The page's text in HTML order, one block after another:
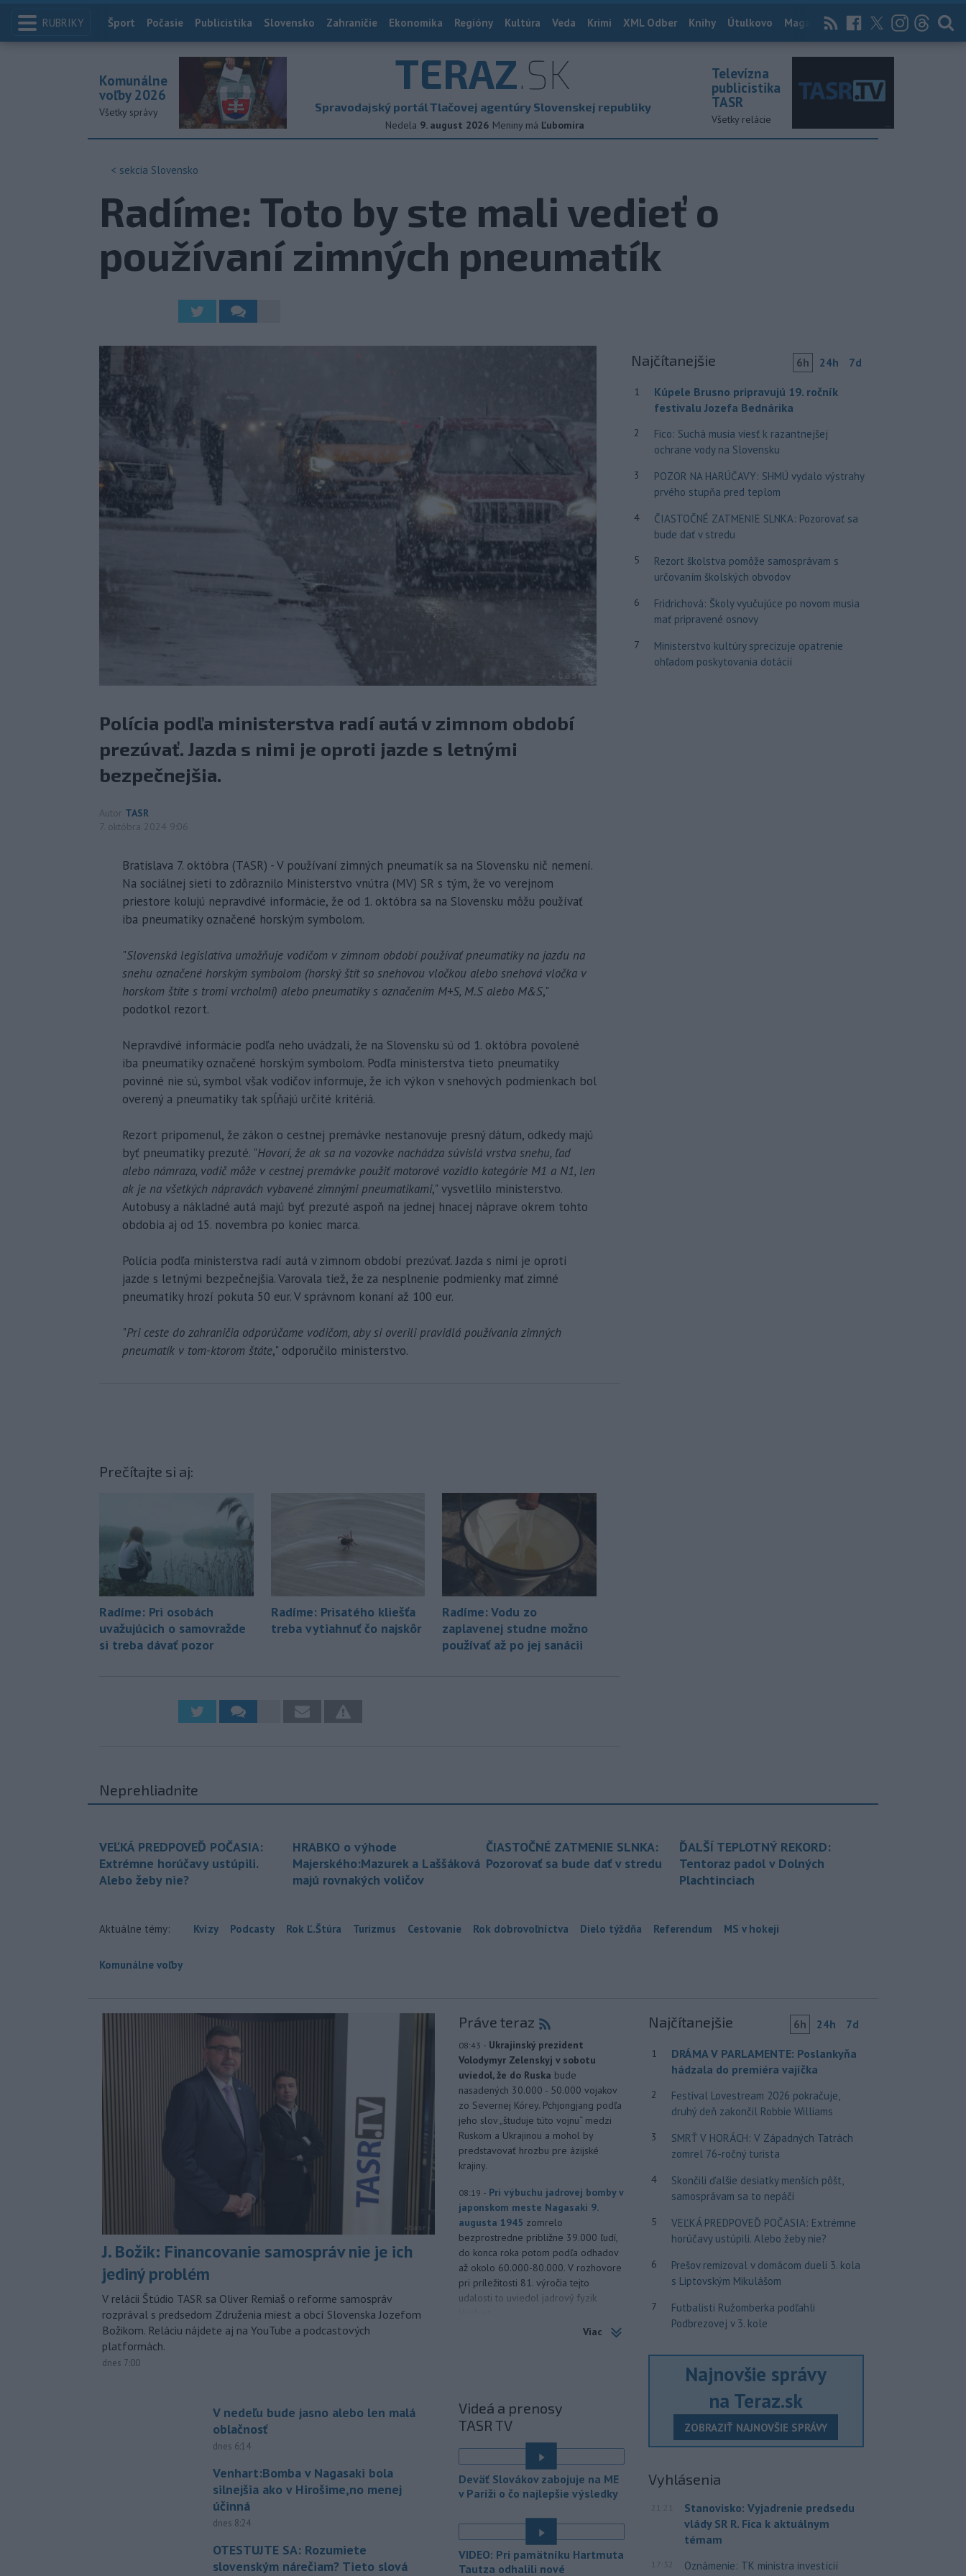
RUBRIKY Index
Šport Počasie Publicistika Slovensko Zahraničie Ekonomika Regióny Kultúra Veda Krimi XML Odber Knihy Útulkovo Magazín News Now Archív
TERAZ.SK
Spravodajský portál Tlačovej agentúry Slovenskej republiky
Nedela 9. august 2026 Meniny má Ľubomíra
Komunálne
voľby 2026
Všetky správy
Televízna
publicistika
TASR
Všetky relácie
< sekcia Slovensko
Radíme: Toto by ste mali vedieť o
používaní zimných pneumatík
Polícia podľa ministerstva radí autá v zimnom období
prezúvať. Jazda s nimi je oproti jazde s letnými
bezpečnejšia.
Autor TASR
7. októbra 2024 9:06
Bratislava 7. októbra (TASR) - V používaní zimných pneumatík sa na Slovensku nič nemení.
Na sociálnej sieti to zdôraznilo Ministerstvo vnútra (MV) SR s tým, že vo verejnom
priestore kolujú nepravdivé informácie, že od 1. októbra sa na Slovensku môžu používať
iba pneumatiky označené horským symbolom.
"Slovenská legislatíva umožňuje vodičom v zimnom období používať pneumatiky na jazdu na
snehu označené horským symbolom (horský štít so snehovou vločkou alebo snehová vločka v
horskom štíte s tromi vrcholmi) alebo pneumatiky s označením M+S, M.S alebo M&S,"
podotkol rezort.
Nepravdivé informácie podľa neho uvádzali, že na Slovensku sú od 1. októbra povolené
iba pneumatiky označené horským symbolom. Podľa ministerstva tieto pneumatiky
povinné nie sú, symbol však vodičov informuje, že ich výkon v snehových podmienkach bol
overený a pneumatiky tak spĺňajú určité kritériá.
Rezort pripomenul, že zákon o cestnej premávke nestanovuje presný dátum, odkedy majú
byť pneumatiky prezuté. "Hovorí, že ak sa na vozovke nachádza súvislá vrstva snehu, ľad
alebo námraza, vodič môže v cestnej premávke použiť motorové vozidlo kategórie M1 a N1, len
ak je na všetkých nápravách vybavené zimnými pneumatikami," vysvetlilo ministerstvo.
Autobusy a nákladné autá majú byť prezuté aspoň na jednej hnacej náprave okrem tohto
obdobia aj od 15. novembra po koniec marca.
Polícia podľa ministerstva radí autá v zimnom období prezúvať. Jazda s nimi je oproti
jazde s letnými bezpečnejšia. Varovala tiež, že za nesplnenie podmienky mať zimné
pneumatiky hrozí pokuta 50 eur. V správnom konaní až 100 eur.
"Pri ceste do zahraničia odporúčame vodičom, aby si overili pravidlá používania zimných
pneumatík v tom-ktorom štáte," odporučilo ministerstvo.
Prečítajte si aj:
Radíme: Pri osobách
uvažujúcich o samovražde
si treba dávať pozor
Radíme: Prisatého kliešťa
treba vytiahnuť čo najskôr
Radíme: Vodu zo
zaplavenej studne možno
používať až po jej sanácii
Najčítanejšie 6h 24h 7d
1
Kúpele Brusno pripravujú 19. ročník
festivalu Jozefa Bednárika
2
Fico: Suchá musia viesť k razantnejšej
ochrane vody na Slovensku
3
POZOR NA HARÚČAVY: SHMÚ vydalo výstrahy
prvého stupňa pred teplom
4
ČIASTOČNÉ ZATMENIE SLNKA: Pozorovať sa
bude dať v stredu
5
Rezort školstva pomôže samosprávam s
určovaním školských obvodov
6
Fridrichová: Školy vyučujúce po novom musia
mať pripravené osnovy
7
Ministerstvo kultúry sprecizuje opatrenie
ohľadom poskytovania dotácií
Neprehliadnite
VEĽKÁ PREDPOVEĎ POČASIA:
Extrémne horúčavy ustúpili.
Alebo žeby nie?
HRABKO o výhode
Majerského:Mazurek a Laššáková
majú rovnakých voličov
ČIASTOČNÉ ZATMENIE SLNKA:
Pozorovať sa bude dať v stredu
ĎALŠÍ TEPLOTNÝ REKORD:
Tentoraz padol v Dolných
Plachtinciach
Aktuálne témy: Kvízy Podcasty Rok Ľ.Štúra Turizmus Cestovanie Rok dobrovoľníctva Dielo týždňa Referendum MS v hokeji
Komunálne voľby
J. Božik: Financovanie samospráv nie je ich
jediný problém
V relácii Štúdio TASR sa Oliver Remiaš o reforme samospráv
rozprával s predsedom Združenia miest a obcí Slovenska Jozefom
Božikom. Reláciu nájdete aj na YouTube a podcastových
platformách.
dnes 7:00
V nedeľu bude jasno alebo len malá
oblačnosť
dnes 6:14
Venhart:Bomba v Nagasaki bola
silnejšia ako v Hirošime,no menej
účinná
dnes 8:24
OTESTUJTE SA: Rozumiete
slovenským nárečiam? Tieto slová
Práve teraz
08:43 - Ukrajinský prezident
Volodymyr Zelenskyj v sobotu
uviedol, že do Ruska bude
nasadených 30.000 - 50.000 vojakov
zo Severnej Kórey. Pchjongjang podľa
jeho slov „študuje túto vojnu“ medzi
Ruskom a Ukrajinou a mohol by
predstavovať hrozbu pre ázijské
krajiny.
08:19 - Pri výbuchu jadrovej bomby v
japonskom meste Nagasaki 9.
augusta 1945 zomrelo
bezprostredne približne 39.000 ľudí,
do konca roka potom podľa odhadov
až okolo 60.000-80.000. V rozhovore
pri príležitosti 81. výročia tejto
udalosti to uviedol jadrový fyzik
Americký Imigračný a colný
Venturella. To, či sa zábery z operácií
agentov dostanú na verejnosť, bude
Najmenej 21 ľudí zahynulo
po zrážke dvoch autobusov na juhu
Nigeru. TASR o tom píše podľa správy
07:18 - Rakovina bývalého
amerického prezidenta Joea Bidena
Viac
Videá a prenosy
TASR TV
Deväť Slovákov zabojuje na ME
v Paríži o čo najlepšie výsledky
VIDEO: Pri pamätníku Hartmuta
Tautza odhalili nové
Najčítanejšie 6h 24h 7d
1
DRÁMA V PARLAMENTE: Poslankyňa
hádzala do premiéra vajíčka
2
Festival Lovestream 2026 pokračuje,
druhý deň zakončil Robbie Williams
3
SMRŤ V HORÁCH: V Západných Tatrách
zomrel 76-ročný turista
4
Skončili ďalšie desiatky menších pôšt,
samosprávam sa to nepáči
5
VEĽKÁ PREDPOVEĎ POČASIA: Extrémne
horúčavy ustúpili. Alebo žeby nie?
6
Prešov remizoval v domácom dueli 3. kola
s Liptovským Mikulášom
7
Futbalisti Ružomberka podľahli
Podbrezovej v 3. kole
Najnovšie správy
na Teraz.sk
ZOBRAZIŤ NAJNOVŠIE SPRÁVY
Vyhlásenia
21:21
Stanovisko: Vyjadrenie predsedu
vlády SR R. Fica k aktuálnym
témam
17:32
Oznámenie: TK ministra investícií